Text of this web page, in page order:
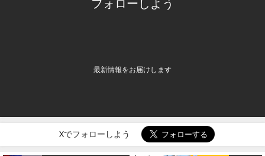
最新情報をお届けします
Xでフォローしよう